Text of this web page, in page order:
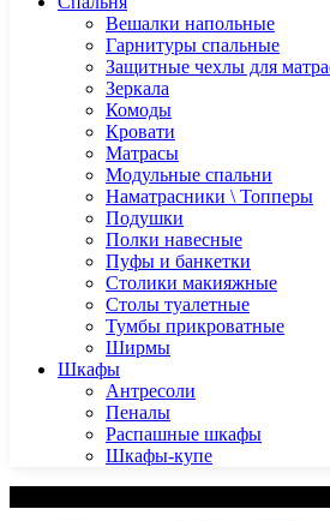
Вешалки напольные
Гарнитуры спальные
Защитные чехлы для
Зеркала
Комоды
Кровати
Матрасы
Модульные спальни
Наматрасники \ Топперы
Подушки
Полки навесные
Пуфы и банкетки
Столики макияжные
Столы туалетные
Тумбы прикроватные
Ширмы
Шкафы
Антресоли
Пеналы
Распашные шкафы
Шкафы-купе